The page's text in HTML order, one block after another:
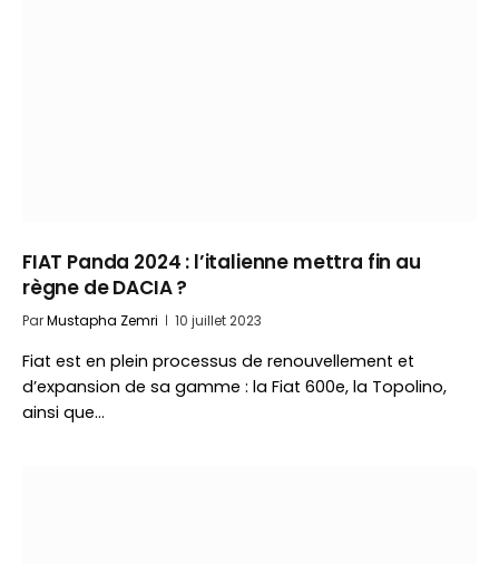
FIAT Panda 2024 : l’italienne mettra fin au
règne de DACIA ?
ParMustapha Zemri 10 juillet 2023
Fiat est en plein processus de renouvellement et
d’expansion de sa gamme : la Fiat 600e, la Topolino,
ainsi que…